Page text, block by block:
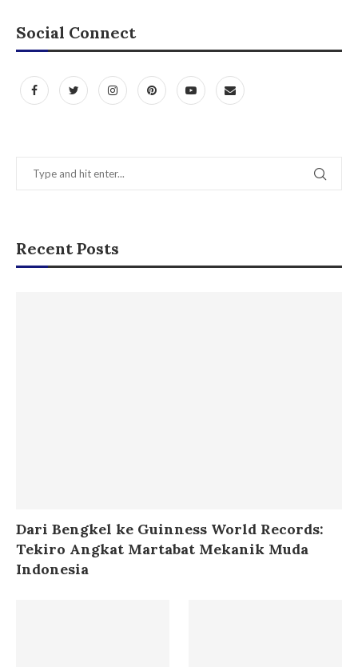
Social Connect
Recent Posts
Dari Bengkel ke Guinness World Records:
Tekiro Angkat Martabat Mekanik Muda
Indonesia